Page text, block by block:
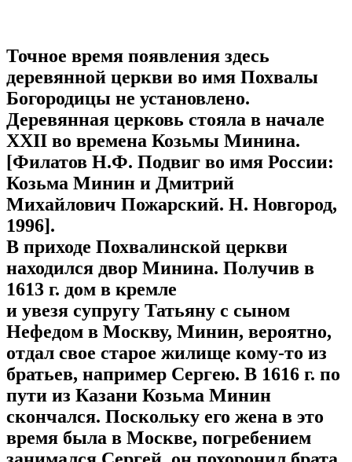
Точное время появления здесь
деревянной церкви во имя Похвалы
Богородицы не установлено.
Деревянная церковь стояла в начале
XXII во времена Козьмы Минина.
[Филатов Н.Ф. Подвиг во имя России:
Козьма Минин и Дмитрий
Михайлович Пожарский. Н. Новгород,
1996].
В приходе Похвалинской церкви
находился двор Минина. Получив в
1613 г. дом в кремле
и увезя супругу Татьяну с сыном
Нефедом в Москву, Минин, вероятно,
отдал свое старое жилище кому-то из
братьев, например Сергею. В 1616 г. по
пути из Казани Козьма Минин
скончался. Поскольку его жена в это
время была в Москве, погребением